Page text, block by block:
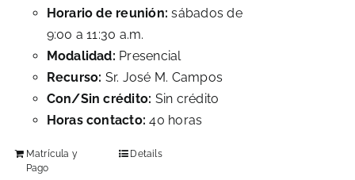
Horario de reunión: sábados de
9:00 a 11:30 a.m.
Modalidad: Presencial
Recurso: Sr. José M. Campos
Con/Sin crédito: Sin crédito
Horas contacto: 40 horas
Matrícula y
Pago
Details